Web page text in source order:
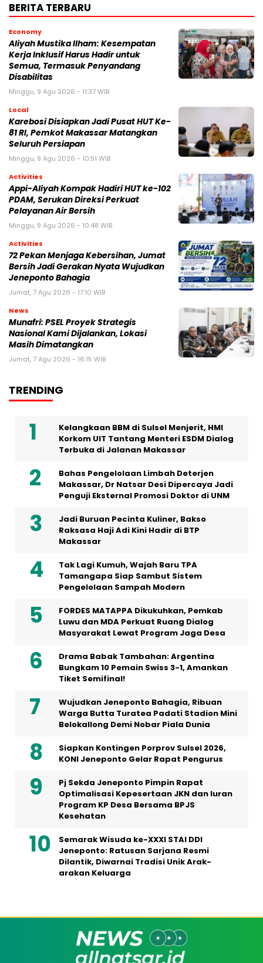
BERITA TERBARU
Economy
Aliyah Mustika Ilham: Kesempatan
Kerja Inklusif Harus Hadir untuk
Semua, Termasuk Penyandang
Disabilitas
Minggu, 9 Agu 2026 - 11:37 WIB
Local
Karebosi Disiapkan Jadi Pusat HUT Ke-
81 RI, Pemkot Makassar Matangkan
Seluruh Persiapan
Minggu, 9 Agu 2026 - 10:51 WIB
Activities
Appi-Aliyah Kompak Hadiri HUT ke-102
PDAM, Serukan Direksi Perkuat
Pelayanan Air Bersih
Minggu, 9 Agu 2026 - 10:48 WIB
Activities
72 Pekan Menjaga Kebersihan, Jumat
Bersih Jadi Gerakan Nyata Wujudkan
Jeneponto Bahagia
Jumat, 7 Agu 2026 - 17:10 WIB
News
Munafri: PSEL Proyek Strategis
Nasional Kami Dijalankan, Lokasi
Masih Dimatangkan
Jumat, 7 Agu 2026 - 16:15 WIB
TRENDING
Kelangkaan BBM di Sulsel Menjerit, HMI
Korkom UIT Tantang Menteri ESDM Dialog
Terbuka di Jalanan Makassar
Bahas Pengelolaan Limbah Deterjen
Makassar, Dr Natsar Desi Dipercaya Jadi
Penguji Eksternal Promosi Doktor di UNM
Jadi Buruan Pecinta Kuliner, Bakso
Raksasa Haji Adi Kini Hadir di BTP
Makassar
Tak Lagi Kumuh, Wajah Baru TPA
Tamangapa Siap Sambut Sistem
Pengelolaan Sampah Modern
FORDES MATAPPA Dikukuhkan, Pemkab
Luwu dan MDA Perkuat Ruang Dialog
Masyarakat Lewat Program Jaga Desa
Drama Babak Tambahan: Argentina
Bungkam 10 Pemain Swiss 3-1, Amankan
Tiket Semifinal!
Wujudkan Jeneponto Bahagia, Ribuan
Warga Butta Turatea Padati Stadion Mini
Belokallong Demi Nobar Piala Dunia
Siapkan Kontingen Porprov Sulsel 2026,
KONI Jeneponto Gelar Rapat Pengurus
Pj Sekda Jeneponto Pimpin Rapat
Optimalisasi Kepesertaan JKN dan Iuran
Program KP Desa Bersama BPJS
Kesehatan
Semarak Wisuda ke-XXXI STAI DDI
Jeneponto: Ratusan Sarjana Resmi
Dilantik, Diwarnai Tradisi Unik Arak-
arakan Keluarga